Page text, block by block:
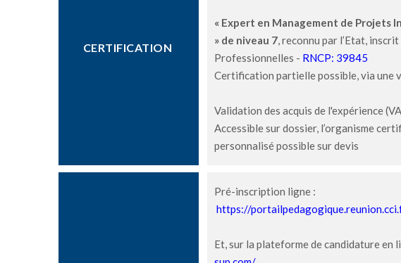
CERTIFICATION
« Expert en Management de Projets
» de niveau 7, reconnu par l’Etat,
Professionnelles - RNCP: 39845
Certification partielle possible, via une
Validation des acquis de l'expérience
Accessible sur dossier, l’organisme
personnalisé possible sur devis
Pré-inscription ligne :
https://
Et, sur la plateforme de candidature en